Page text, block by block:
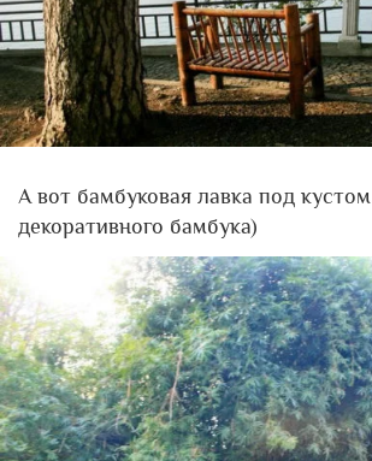
А вот бамбуковая лавка под кустом
декоративного бамбука)